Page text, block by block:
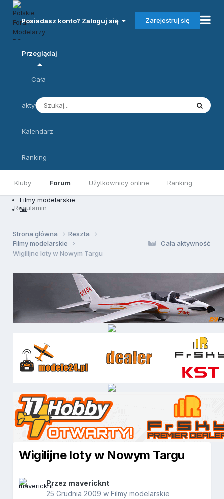
Posiadasz konto? Zaloguj się Zarejestruj się
Przeglądaj
Kluby Forum Użytkownicy online Ranking
Regulamin
Cała
aktywność
Kalendarz
Ranking
Filmy modelarskie
Cała aktywność
Strona główna
Reszta
Filmy modelarskie
Wigilijne loty w Nowym Targu
Wigilijne loty w Nowym Targu
Przez mavericknt
25 Grudnia 2009 wFilmy modelarskie